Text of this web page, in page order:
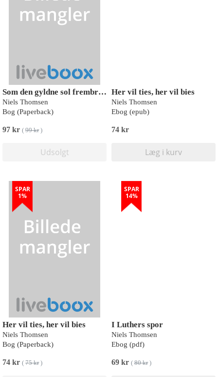
Som den gyldne sol frembryder
Niels Thomsen
Bog (Paperback)
97 kr ( 99 kr)
Udsolgt
Her vil ties, her vil bies
Niels Thomsen
Ebog (epub)
74 kr
Læg i kurv
SPAR
1%
Her vil ties, her vil bies
Niels Thomsen
Bog (Paperback)
74 kr ( 75 kr)
SPAR
14%
I Luthers spor
Niels Thomsen
Ebog (pdf)
69 kr ( 80 kr)